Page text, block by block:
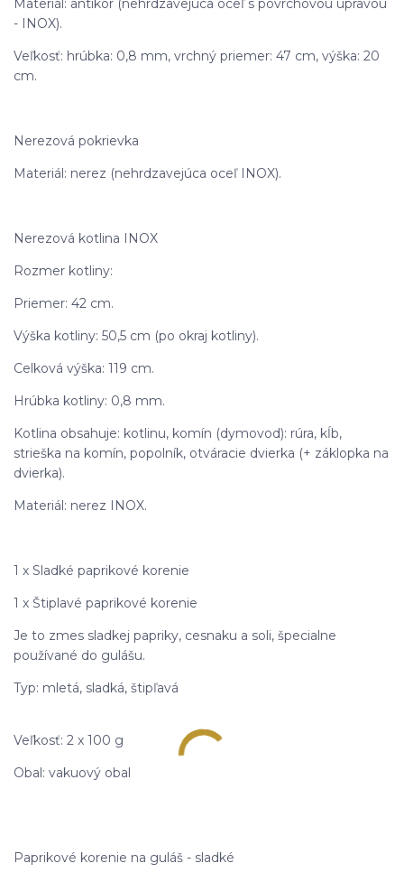
Materiál: antikor (nehrdzavejúca oceľ s povrchovou úpravou
- INOX).
Veľkosť: hrúbka: 0,8 mm, vrchný priemer: 47 cm, výška: 20
cm.
Nerezová pokrievka
Materiál: nerez (nehrdzavejúca oceľ INOX).
Nerezová kotlina INOX
Rozmer kotliny:
Priemer: 42 cm.
Výška kotliny: 50,5 cm (po okraj kotliny).
Celková výška: 119 cm.
Hrúbka kotliny: 0,8 mm.
Kotlina obsahuje: kotlinu, komín (dymovod): rúra, kĺb,
strieška na komín, popolník, otváracie dvierka (+ záklopka na
dvierka).
Materiál: nerez INOX.
1 x Sladké paprikové korenie
1 x Štiplavé paprikové korenie
Je to zmes sladkej papriky, cesnaku a soli, špecialne
používané do gulášu.
Typ: mletá, sladká, štipľavá
Veľkosť: 2 x 100 g
Obal: vakuový obal
Paprikové korenie na guláš - sladké